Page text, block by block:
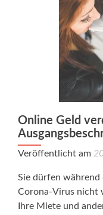
Online Geld
Veröffentlicht am
Sie dürfen während
Corona-Virus nicht
Ihre Miete und